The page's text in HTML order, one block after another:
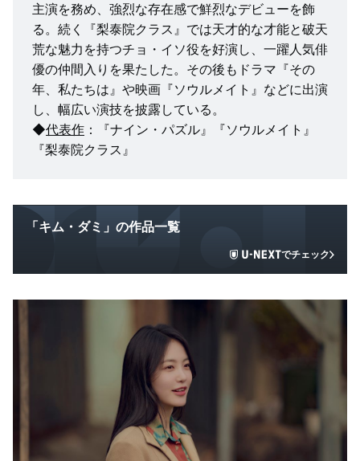
主演を務め、強烈な存在感で鮮烈なデビューを飾
る。続く『梨泰院クラス』では天才的な才能と破天
荒な魅力を持つチョ・イソ役を好演し、一躍人気俳
優の仲間入りを果たした。その後もドラマ『その
年、私たちは』や映画『ソウルメイト』などに出演
し、幅広い演技を披露している。
◆代表作 ：『ナイン・パズル』『ソウルメイト』
『梨泰院クラス』
「キム・ダミ」の作品一覧
でチェック